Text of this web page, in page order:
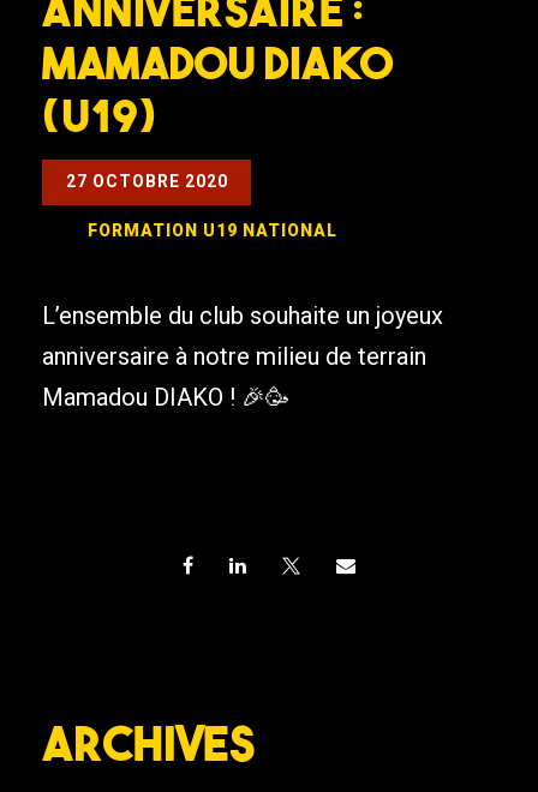
Mamadou DIAKO
(U19)
27 OCTOBRE 2020
FORMATION U19 NATIONAL
L’ensemble du club souhaite un joyeux
anniversaire à notre milieu de terrain
Mamadou DIAKO ! 🎉🥳
Archives